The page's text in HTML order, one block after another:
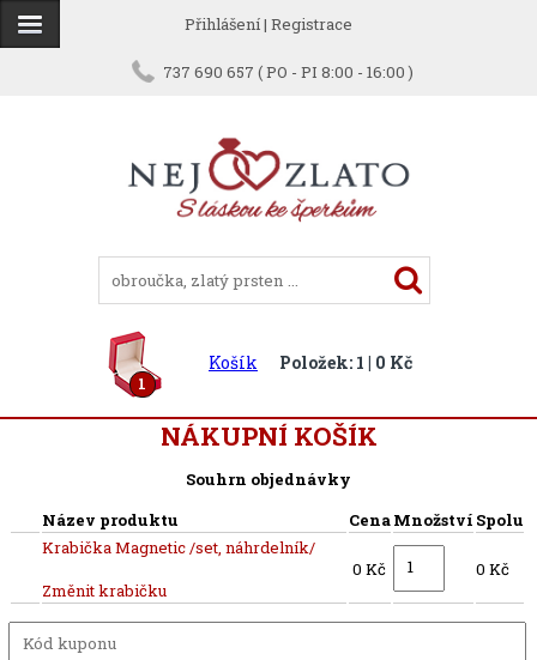
Přihlášení| Registrace
737 690 657 ( PO - PI 8:00 - 16:00 )
1
Košík Položek: 1 | 0 Kč
NÁKUPNÍ KOŠÍK
Souhrn objednávky
Název produktu
CenaMnožství Spolu
Krabička Magnetic /set, náhrdelník/
Změnit krabičku
0 Kč 0 Kč